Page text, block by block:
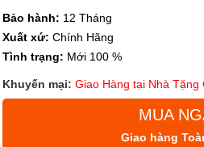
Bảo hành: 12 Tháng
Xuất xứ: Chính Hãng
Tình trạng: Mới 100 %
Khuyến mại: Giao Hàng tại Nhà Tặng
MUA
Giao hàng